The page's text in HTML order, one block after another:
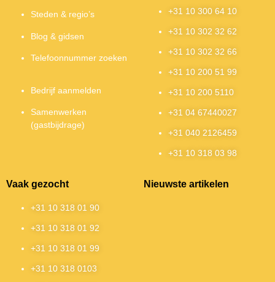
Steden & regio’s
Blog & gidsen
Telefoonnummer zoeken
Bedrijf aanmelden
Samenwerken
(gastbijdrage)
+31 10 300 64 10
+31 10 302 32 62
+31 10 302 32 66
+31 10 200 51 99
+31 10 200 5110
+31 04 67440027
+31 040 2126459
+31 10 318 03 98
Vaak gezocht
+31 10 318 01 90
+31 10 318 01 92
+31 10 318 01 99
+31 10 318 0103
Nieuwste artikelen